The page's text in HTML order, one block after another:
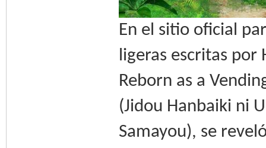
En el sitio oficial
ligeras escritas por
Reborn as a
(Jidou Hanbaiki ni
Samayou), se